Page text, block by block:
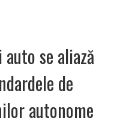
se aliază
de
autonome